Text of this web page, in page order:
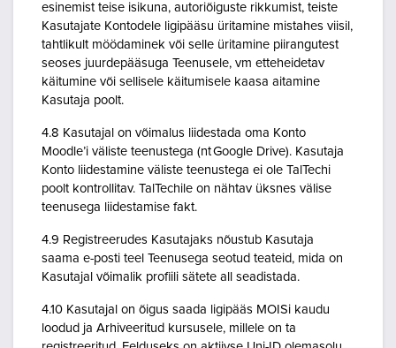
esinemist teise isikuna, autoriõiguste rikkumist, teiste
Kasutajate Kontodele ligipääsu üritamine mistahes viisil,
tahtlikult möödaminek või selle üritamine piirangutest
seoses juurdepääsuga Teenusele, vm etteheidetav
käitumine või sellisele käitumisele kaasa aitamine
Kasutaja poolt.
4.8 Kasutajal on võimalus liidestada oma Konto
Moodle’i väliste teenustega (nt Google Drive). Kasutaja
Konto liidestamine väliste teenustega ei ole TalTechi
poolt kontrollitav. TalTechile on nähtav üksnes välise
teenusega liidestamise fakt.
4.9 Registreerudes Kasutajaks nõustub Kasutaja
saama e-posti teel Teenusega seotud teateid, mida on
Kasutajal võimalik profiili sätete all seadistada.
4.10 Kasutajal on õigus saada ligipääs MOISi kaudu
loodud ja Arhiveeritud kursusele, millele on ta